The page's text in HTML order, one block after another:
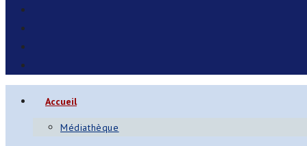
Accueil
Médiathèque